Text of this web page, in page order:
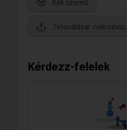
Kék szemű
Tetoválásai: neki
Kérdezz-felelek